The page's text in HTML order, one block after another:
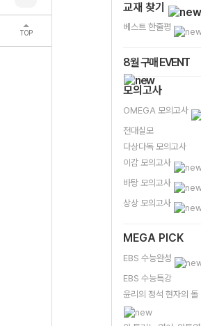
TOP
교재 찾기
베스트 한줄평
8월 구매 EVENT
모의고사
OMEGA 모의고사
전대실모
다상다독 모의고사
이감 모의고사
바탕 모의고사
상상 모의고사
MEGA PICK
EBS 수능완성
EBS 수능특강
윤리의 정석 현자의 돌